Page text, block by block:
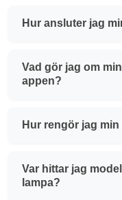
Hur ansluter jag
Vad gör jag om
appen?
Hur rengör jag
Var hittar jag
lampa?